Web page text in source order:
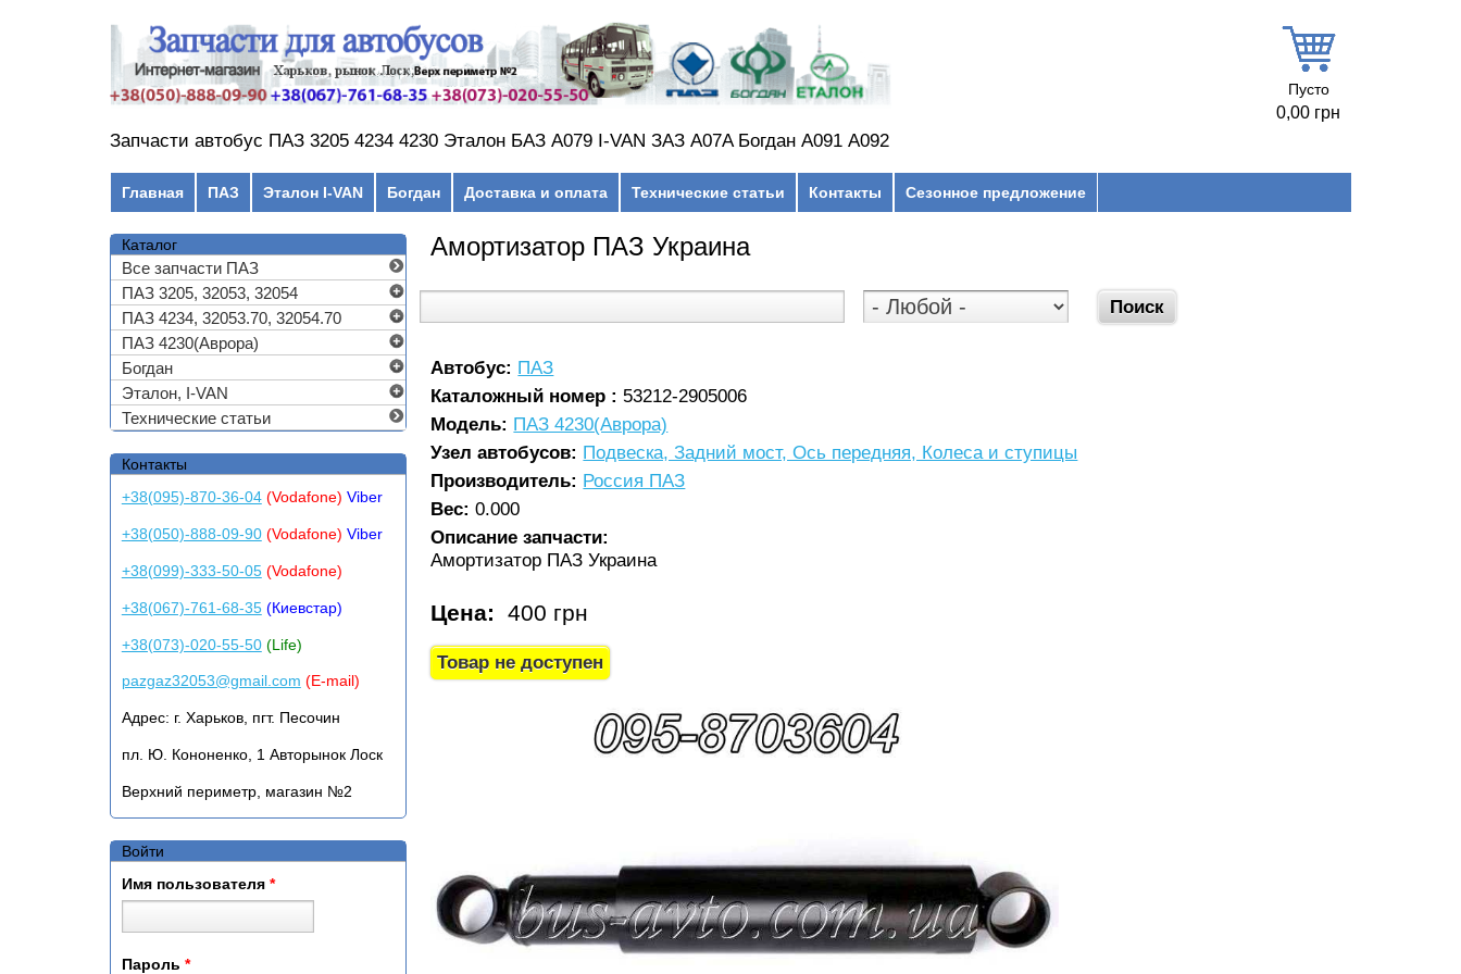
Пусто
0,00 грн
Запчасти автобус ПАЗ 3205 4234 4230 Эталон БАЗ А079 I-VAN ЗАЗ A07A Богдан А091 А092
Главная ПАЗ Эталон I-VAN Богдан Доставка и оплата Технические статьи Контакты Сезонное предложение
Амортизатор ПАЗ Украина
Автобус: ПАЗ
Каталожный номер : 53212-2905006
Модель: ПАЗ 4230(Аврора)
Узел автобусов: Подвеска, Задний мост, Ось передняя, Колеса и ступицы
Производитель: Россия ПАЗ
Вес:0.000
Описание запчасти:
Амортизатор ПАЗ Украина
Цена: 400 грн
Каталог
Все запчасти ПАЗ
ПАЗ 3205, 32053, 32054
ПАЗ 4234, 32053.70, 32054.70
ПАЗ 4230(Аврора)
Богдан
Эталон, I-VAN
Технические статьи
Контакты
+38(095)-870-36-04(Vodafone) Viber
+38(050)-888-09-90(Vodafone) Viber
+38(099)-333-50-05(Vodafone)
+38(067)-761-68-35(Киевстар)
+38(073)-020-55-50(Life)
pazgaz32053@gmail.com (E-mail)
Адрес: г. Харьков, пгт. Песочин
пл. Ю. Кононенко, 1 Авторынок Лоск
Верхний периметр, магазин №2
Войти
Имя пользователя *
Пароль *